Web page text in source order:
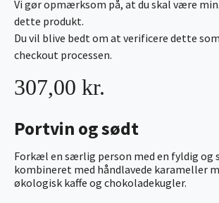
Portvin og sødt
Forkæl en særlig person med en fyldig og
kombineret med håndlavede karameller
økologisk kaffe og chokoladekugler.
307,00 kr.
Vi gør opmærksom på, at du skal være
dette produkt.
Du vil blive bedt om at verificere dette
checkout processen.